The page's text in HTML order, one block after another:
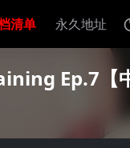
清单 永久地址
Ep.7【